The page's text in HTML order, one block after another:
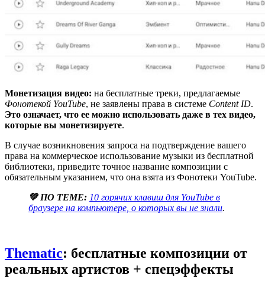
Монетизация видео: на бесплатные треки, предлагаемые
Фонотекой YouTube, не заявлены права в системе Content ID.
Это означает, что ее можно использовать даже в тех видео,
которые вы монетизируете.
В случае возникновения запроса на подтверждение вашего
права на коммерческое использование музыки из бесплатной
библиотеки, приведите точное название композиции с
обязательным указанием, что она взята из Фонотеки YouTube.
💚 ПО ТЕМЕ: 10 горячих клавиш для YouTube в
браузере на компьютере, о которых вы не знали.
Thematic: бесплатные композиции от
реальных артистов + спецэффекты